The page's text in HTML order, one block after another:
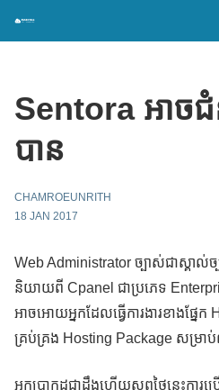
Sentora អាច
បាន
CHAMROEUNRITH
18 JAN 2017
Web Administrator ច្បាស់ជាស្គា
និយាយពី Cpanel ជាប្រភេទ
អាចអោយអ្នកដែលធ្វើការងារខាងផ្ន
គ្រប់គ្រង Hosting Package សម្រ
អ្នកប្រាកដជាដឹងហើយសព្វថ្ងៃនេះការ